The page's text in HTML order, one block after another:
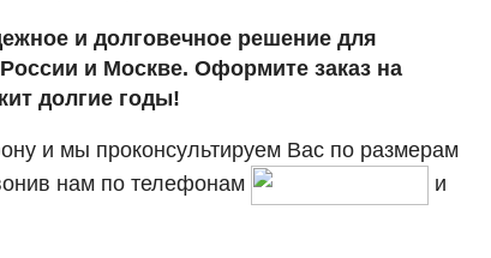
и долговечное решение для
и Москве. Оформите заказ на
долгие годы!
и мы проконсультируем Вас по размерам
нам по телефонам
и